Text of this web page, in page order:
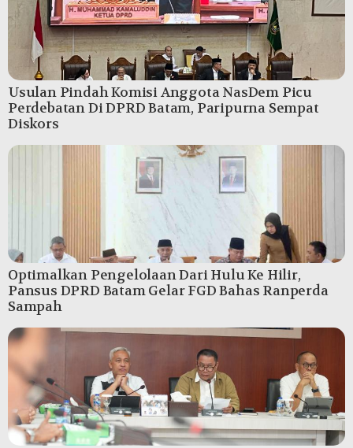
Usulan Pindah Komisi Anggota NasDem Picu
Perdebatan Di DPRD Batam, Paripurna Sempat
Diskors
Optimalkan Pengelolaan Dari Hulu Ke Hilir,
Pansus DPRD Batam Gelar FGD Bahas Ranperda
Sampah